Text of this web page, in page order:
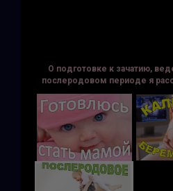
О подготовке к зачатию,
послеродовом периоде я